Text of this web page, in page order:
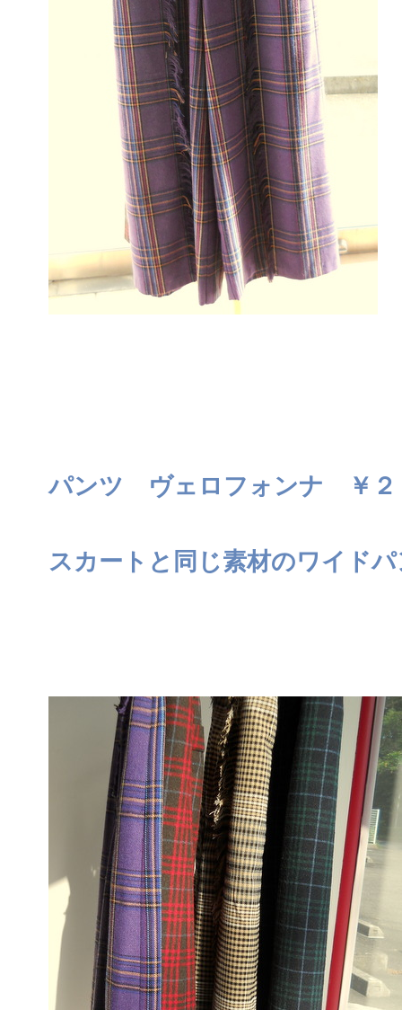
パンツ ヴェロフォンナ ￥２
スカートと同じ素材のワイド